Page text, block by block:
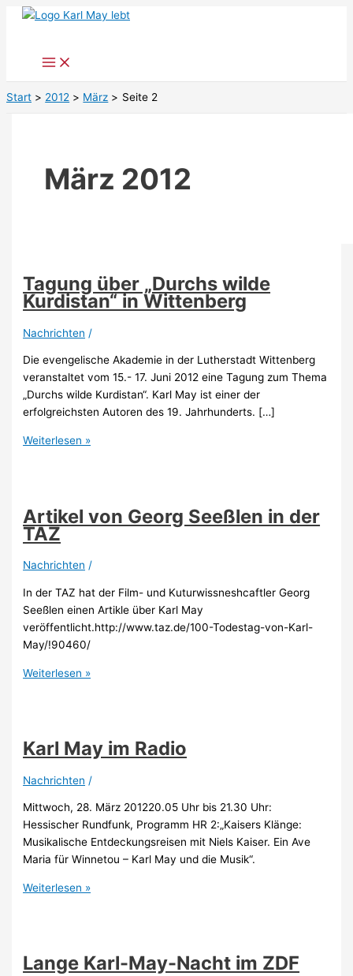
Zum
Start 2012 März Seite 2
März 2012
Tagung über „Durchs wilde
Kurdistan“ in Wittenberg
Nachrichten /
Die evengelische Akademie in der Lutherstadt Wittenberg
veranstaltet vom 15.- 17. Juni 2012 eine Tagung zum Thema
„Durchs wilde Kurdistan“. Karl May ist einer der
erfolgreichsten Autoren des 19. Jahrhunderts. […]
Tagung
Kurdistan“
in
Wittenberg
Weiterlesen »
Artikel von Georg Seeßlen in der
TAZ
Nachrichten /
In der TAZ hat der Film- und Kuturwissneshcaftler Georg
Seeßlen einen Artikle über Karl May
veröffentlicht.http://www.taz.de/100-Todestag-von-Karl-
May/!90460/
Artikel
in
der
TAZ
Weiterlesen »
Karl May im Radio
Nachrichten /
Mittwoch, 28. März 201220.05 Uhr bis 21.30 Uhr:
Hessischer Rundfunk, Programm HR 2:„Kaisers Klänge:
Musikalische Entdeckungsreisen mit Niels Kaiser. Ein Ave
Maria für Winnetou – Karl May und die Musik“.
Karl
Weiterlesen »
Lange Karl-May-Nacht im ZDF